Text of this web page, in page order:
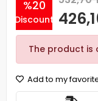
%20
Discount
The product is
Add to my